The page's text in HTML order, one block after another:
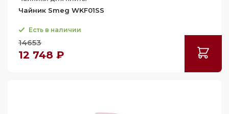
Чайник Smeg WKF01SS
Есть в наличии
14653
12 748 ₽